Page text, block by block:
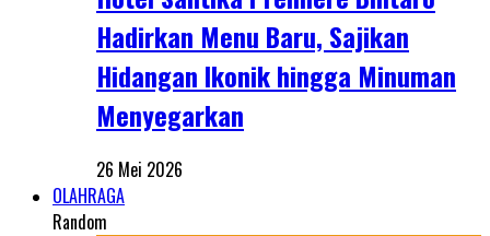
Hadirkan Menu Baru, Sajikan
Hidangan Ikonik hingga Minuman
Menyegarkan
26 Mei 2026
OLAHRAGA
Random